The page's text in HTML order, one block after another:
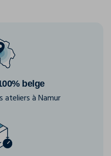
belge
ateliers à Namur